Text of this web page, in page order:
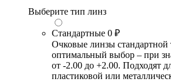
Выберите тип линз
Стандартные 0 ₽
Очковые линзы
оптимальный выбор – при
от -2.00 до +2.00. Подходят
пластиковой или